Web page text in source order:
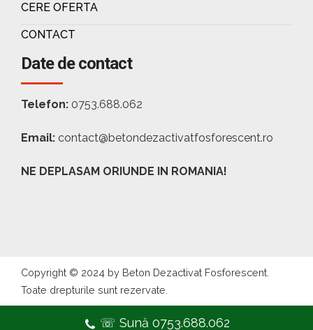
CERE OFERTA
CONTACT
Date de contact
Telefon: 0753.688.062
Email: contact@betondezactivatfosforescent.ro
NE DEPLASAM ORIUNDE IN ROMANIA!
Copyright © 2024 by Beton Dezactivat Fosforescent.
Toate drepturile sunt rezervate.
☏ Sună 0753.688.062